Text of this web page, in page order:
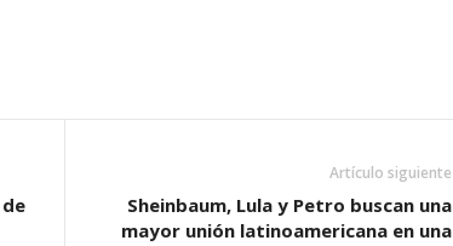
Artículo siguiente
Sheinbaum, Lula y Petro buscan una
mayor unión latinoamericana en una